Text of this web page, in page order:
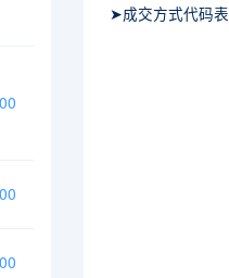
➤成交方式代码表